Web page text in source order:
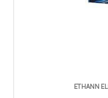
ETHANN